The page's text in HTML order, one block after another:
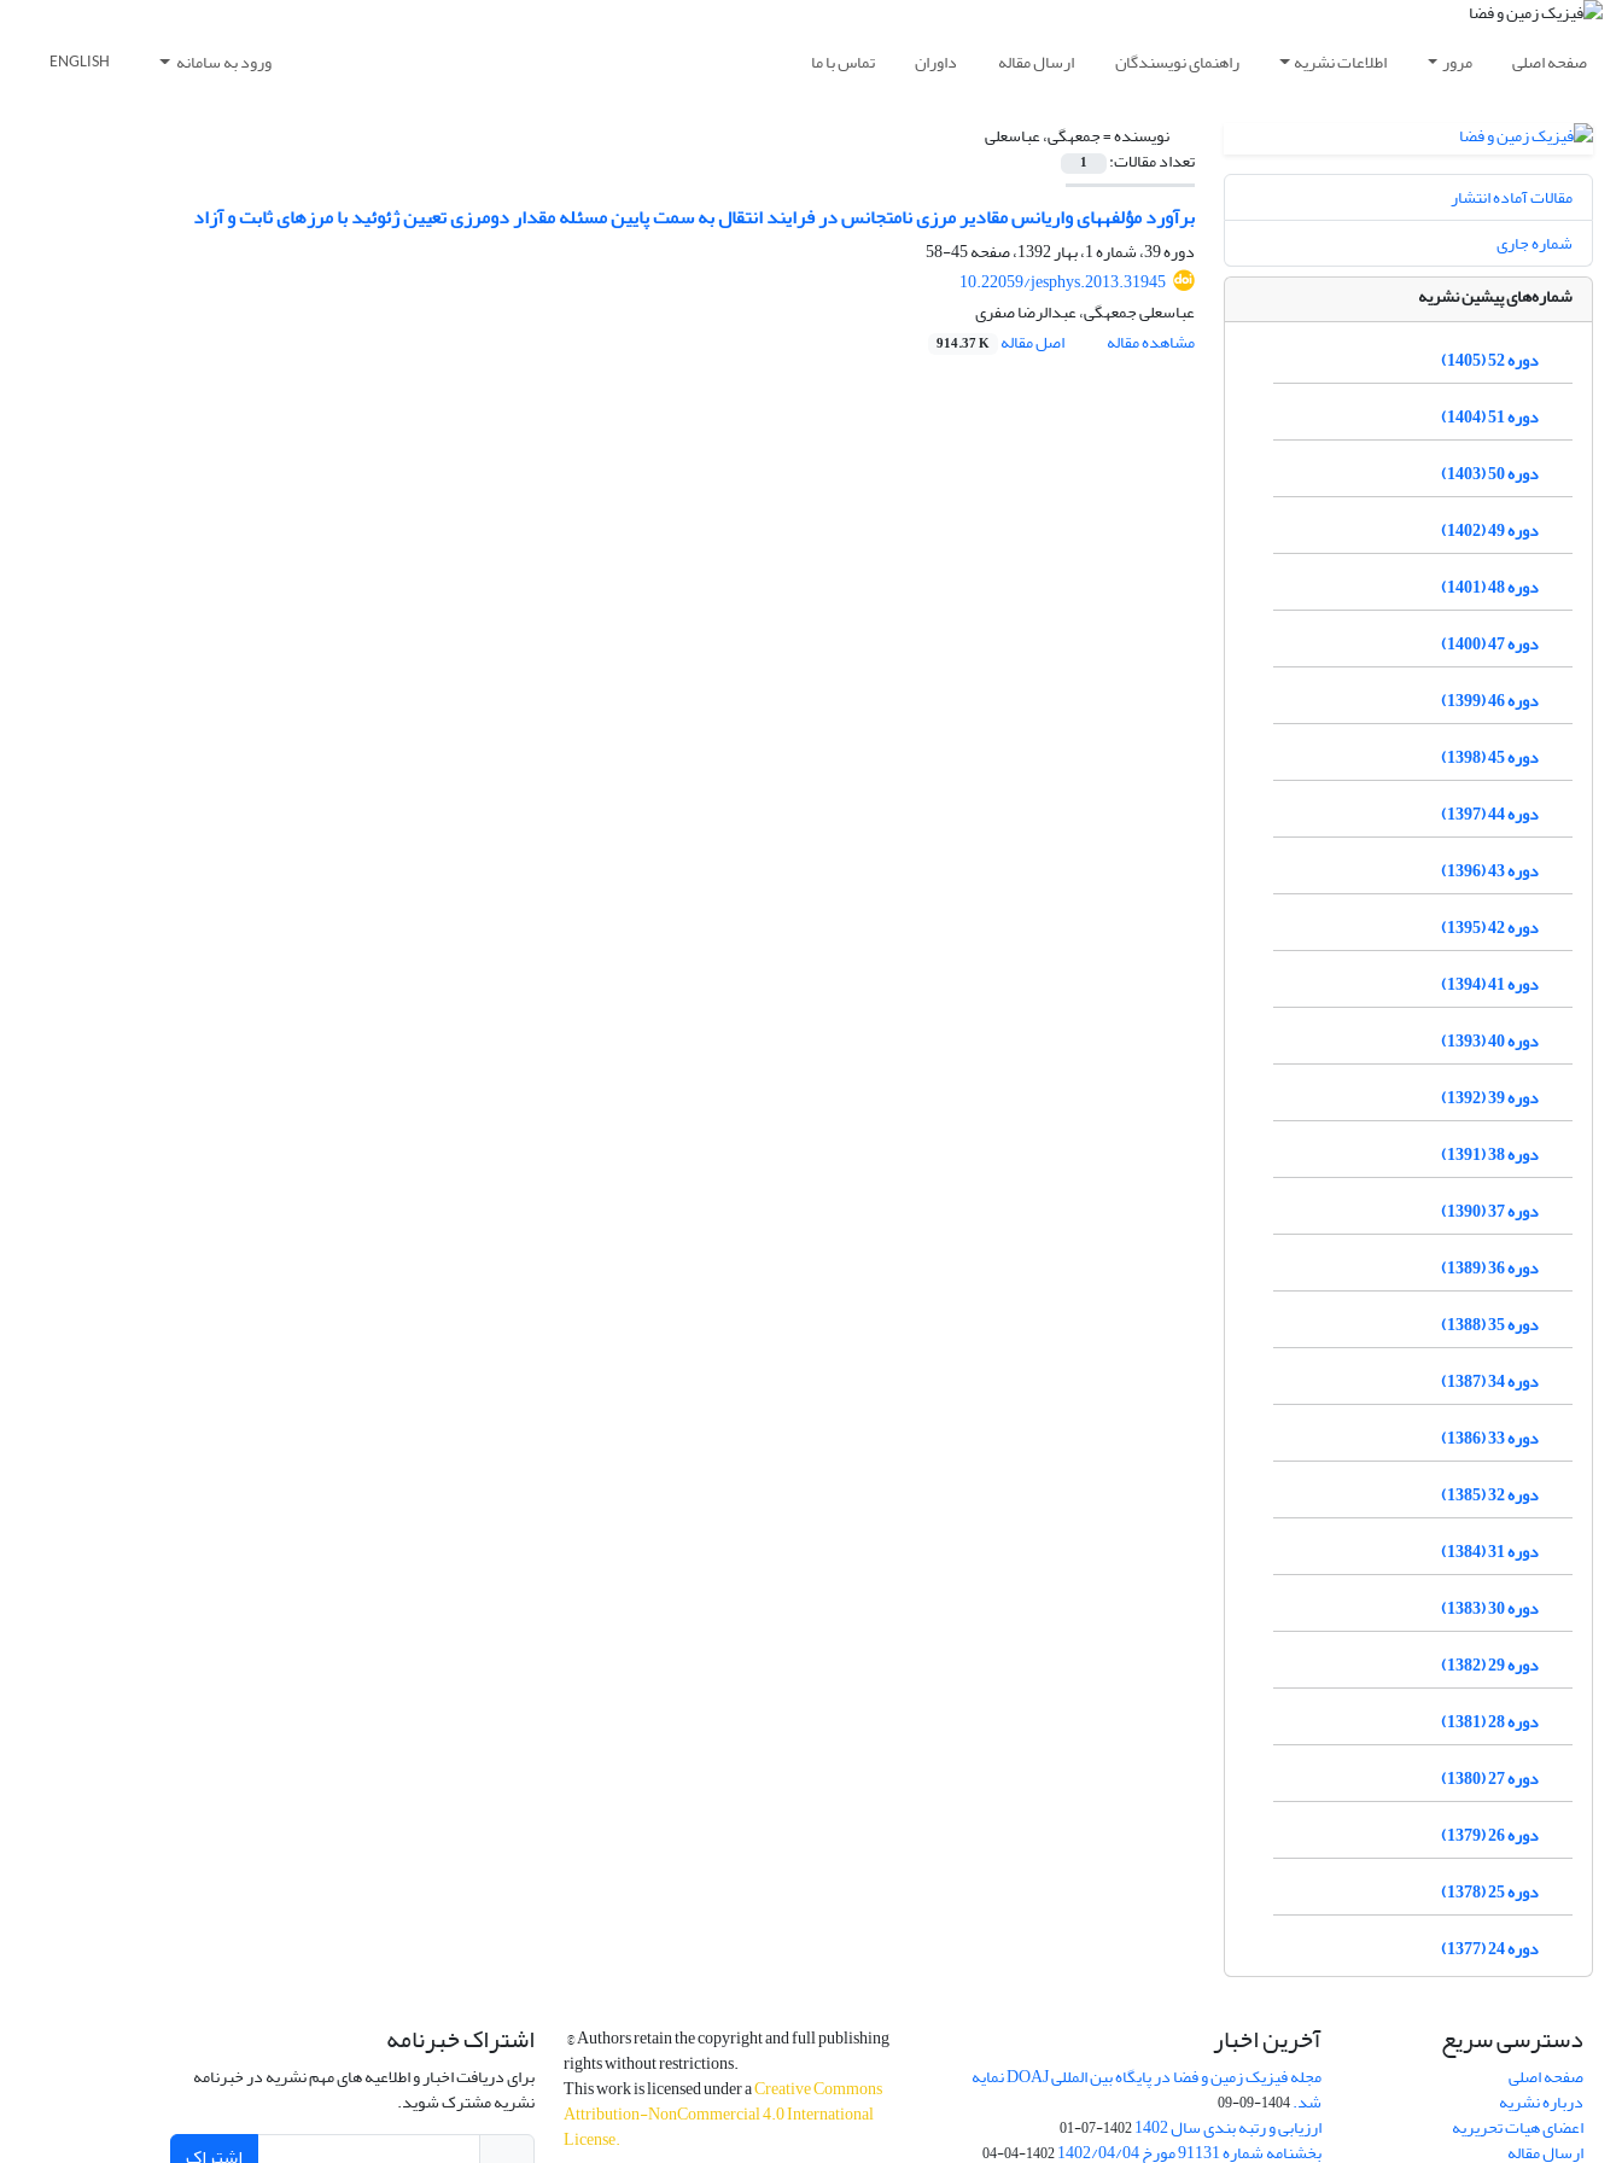
صفحه اصلی مرور اطلاعات نشریه راهنمای نویسندگان ارسال مقاله داوران تماس با ما ورود به سامانه ENGLISH
نویسنده =جمعه‎گی، عباسعلی
تعداد مقالات: 1
برآورد مؤلفه‎های واریانس مقادیر مرزی نامتجانس در فرایند انتقال به سمت پایین مسئله مقدار دومرزی تعیین ژئوئید با مرزهای ثابت و آزاد
دوره 39، شماره 1، بهار 1392، صفحه
45-58
10.22059/jesphys.2013.31945
عباسعلی جمعه‎گی، عبدالرضا صفری
مشاهده مقاله
اصل مقاله 914.37 K
مقالات آماده انتشار
شماره جاری
شماره‌های پیشین نشریه
دوره 52 (1405)
دوره 51 (1404)
دوره 50 (1403)
دوره 49 (1402)
دوره 48 (1401)
دوره 47 (1400)
دوره 46 (1399)
دوره 45 (1398)
دوره 44 (1397)
دوره 43 (1396)
دوره 42 (1395)
دوره 41 (1394)
دوره 40 (1393)
دوره 39 (1392)
دوره 38 (1391)
دوره 37 (1390)
دوره 36 (1389)
دوره 35 (1388)
دوره 34 (1387)
دوره 33 (1386)
دوره 32 (1385)
دوره 31 (1384)
دوره 30 (1383)
دوره 29 (1382)
دوره 28 (1381)
دوره 27 (1380)
دوره 26 (1379)
دوره 25 (1378)
دوره 24 (1377)
دسترسی سریع
صفحه اصلی
درباره نشریه
اعضای هیات تحریریه
ارسال مقاله
آخرین اخبار
مجله فیزیک زمین و فضا در پایگاه بین المللی DOAJ نمایه
شد.1404-09-09
ارزیابی و رتبه بندی سال 1402 1402-07-01
بخشنامه شماره 91131 مورخ 1402/04/04 1402-04-04
© Authors retain the copyright and full publishing
rights without restrictions.
This work is licensed under aCreative Commons
Attribution-NonCommercial 4.0 International
License.
اشتراک خبرنامه
برای دریافت اخبار و اطلاعیه های مهم نشریه در خبرنامه
نشریه مشترک شوید.